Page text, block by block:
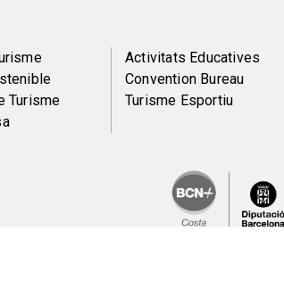
Turisme
Peu
de
Activitats Educatives
Convention Bureau
Turisme Esportiu